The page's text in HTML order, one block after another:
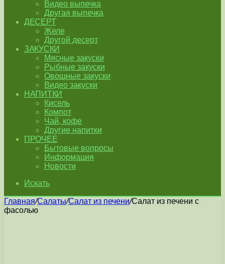
Видео выпечка
Другая выпечка
ДЕСЕРТ
Желе
Другой десерт
ЗАКУСКИ
Мясные закуски
Рыбные закуски
Овощные закуски
Видео закуски
НАПИТКИ
Кисель
Компот
Чай, кофе
Другие напитки
ПРОЧЕЕ
Бытовые вопросы
Информация
Новости
Искать
Главная/Салаты/Салат из печени/Салат из печени с
фасолью